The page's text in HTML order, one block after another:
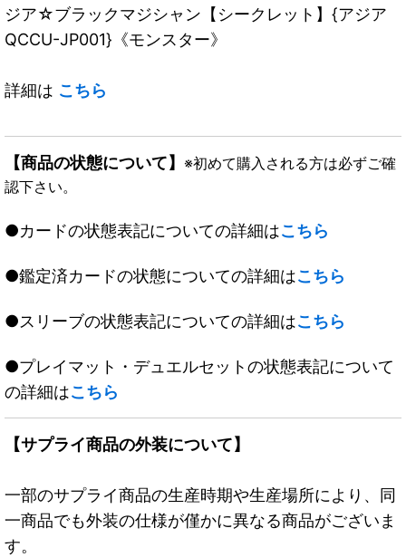
ジア☆ブラックマジシャン【シークレット】{アジア
QCCU-JP001}《モンスター》
詳細は こちら
【商品の状態について】 ※初めて購入される方は必ずご確
認下さい。
●カードの状態表記についての詳細はこちら
●鑑定済カードの状態についての詳細はこちら
●スリーブの状態表記についての詳細はこちら
●プレイマット・デュエルセットの状態表記について
の詳細はこちら
【サプライ商品の外装について】
一部のサプライ商品の生産時期や生産場所により、同
一商品でも外装の仕様が僅かに異なる商品がございま
す。